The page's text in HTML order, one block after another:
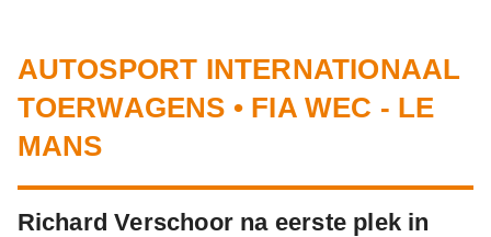
AUTOSPORT INTERNATIONAAL
TOERWAGENS • FIA WEC - LE
MANS
Richard Verschoor na eerste plek in